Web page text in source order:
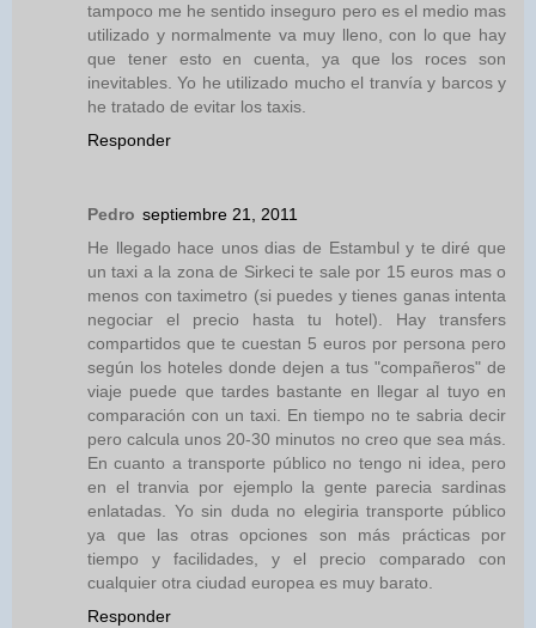
tampoco me he sentido inseguro pero es el medio mas
utilizado y normalmente va muy lleno, con lo que hay
que tener esto en cuenta, ya que los roces son
inevitables. Yo he utilizado mucho el tranvía y barcos y
he tratado de evitar los taxis.
Responder
Pedro septiembre 21, 2011
He llegado hace unos dias de Estambul y te diré que
un taxi a la zona de Sirkeci te sale por 15 euros mas o
menos con taximetro (si puedes y tienes ganas intenta
negociar el precio hasta tu hotel). Hay transfers
compartidos que te cuestan 5 euros por persona pero
según los hoteles donde dejen a tus "compañeros" de
viaje puede que tardes bastante en llegar al tuyo en
comparación con un taxi. En tiempo no te sabria decir
pero calcula unos 20-30 minutos no creo que sea más.
En cuanto a transporte público no tengo ni idea, pero
en el tranvia por ejemplo la gente parecia sardinas
enlatadas. Yo sin duda no elegiria transporte público
ya que las otras opciones son más prácticas por
tiempo y facilidades, y el precio comparado con
cualquier otra ciudad europea es muy barato.
Responder